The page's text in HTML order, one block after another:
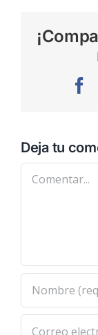
Deja tu
Comentar